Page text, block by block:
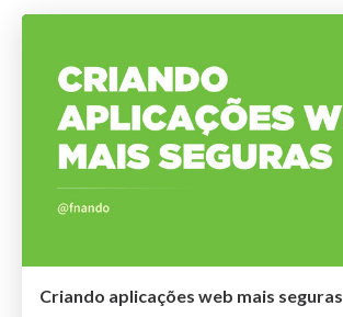
Criando aplicações web mais seguras